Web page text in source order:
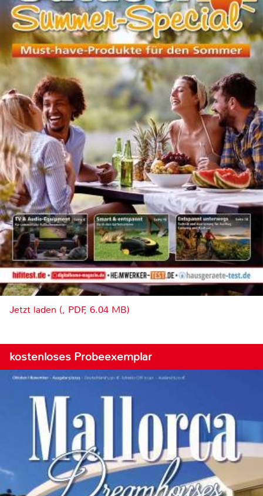
Jetzt laden (, PDF, 6.04 MB)
kostenloses Probeexemplar